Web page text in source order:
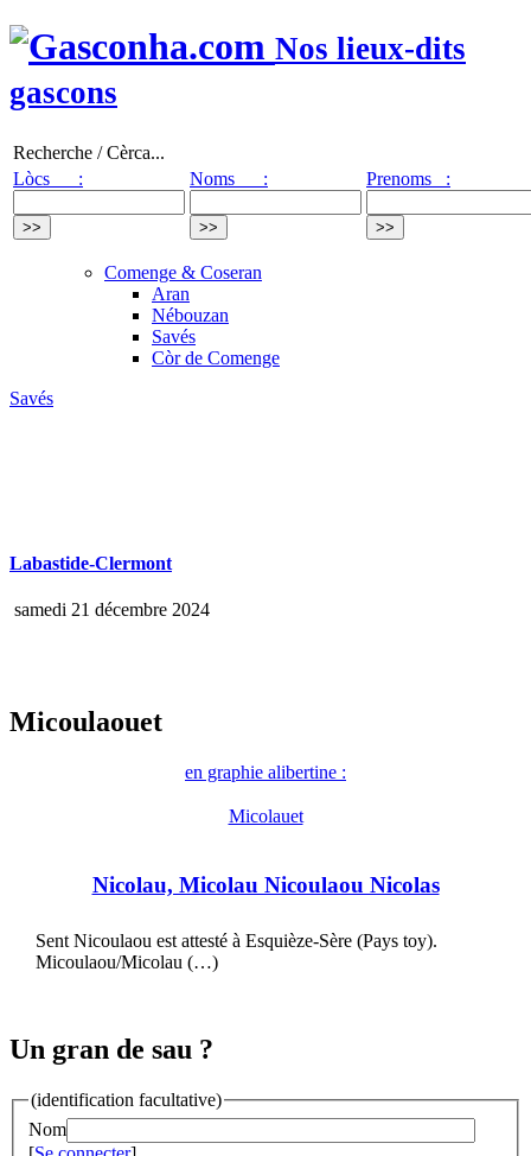
Nos lieux-dits
gascons
Recherche / Cèrca...
Lòcs :
Noms : Prenoms :
Comenge & Coseran
Aran
Nébouzan
Savés
Còr de Comenge
Savés
Labastide-Clermont
samedi 21 décembre 2024
Micoulaouet
en graphie alibertine :
Micolauet
Nicolau, Micolau Nicoulaou Nicolas
Sent Nicoulaou est attesté à Esquièze-Sère (Pays toy).
Micoulaou/Micolau (…)
Un gran de sau ?
(identification facultative)
Nom